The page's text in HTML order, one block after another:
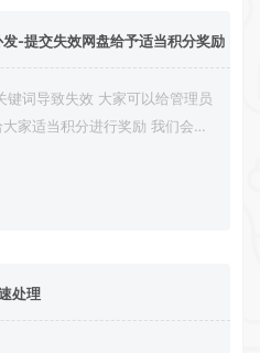
-提交失效网盘给予适当积分奖励
大家可以给管理员
家适当积分进行奖励 我们会第
处理